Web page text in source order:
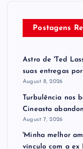
Postagens
Astro de 'Ted
suas entregas
August 8, 2026
Turbulência nos
Cineasta
August 7, 2026
'Minha melhor
vínculo com a